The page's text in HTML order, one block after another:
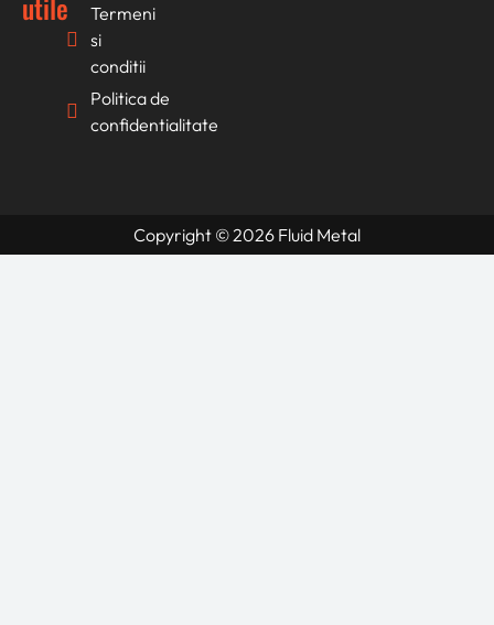
Termeni
si
conditii
Politica de
confidentialitate
Copyright © 2026 Fluid Metal